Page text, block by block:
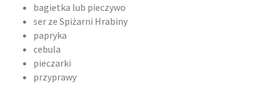
bagietka lub pieczywo
ser ze Spiżarni Hrabiny
papryka
cebula
pieczarki
przyprawy